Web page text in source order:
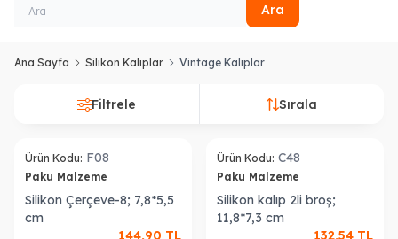
Ara
Ana Sayfa Silikon Kalıplar Vintage Kalıplar
Filtrele Sırala
Ürün Kodu: F08
Paku Malzeme
Silikon Çerçeve-8; 7,8*5,5
cm
144,90 TL
Ürün Kodu: C48
Paku Malzeme
Silikon kalıp 2li broş;
11,8*7,3 cm
132,54 TL